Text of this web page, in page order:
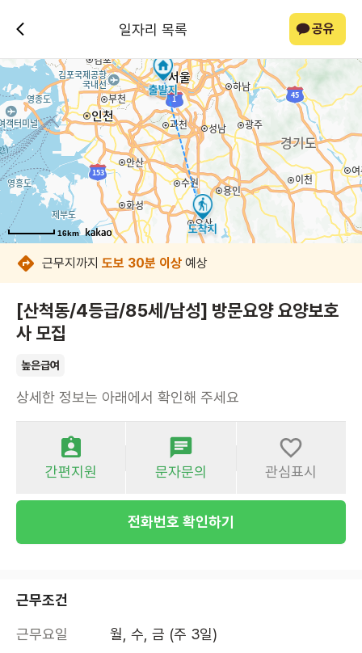
일자리 목록 공유
16km
16km
16km
16km
16km
16km
16km
16km
근무지까지 도보 30분 이상 예상
[산척동/4등급/85세/남성] 방문요양 요양보호
사 모집
높은급여
상세한 정보는 아래에서 확인해 주세요
간편지원 문자문의 관심표시
전화번호 확인하기
근무조건
근무요일
월, 수, 금 (주 3일)